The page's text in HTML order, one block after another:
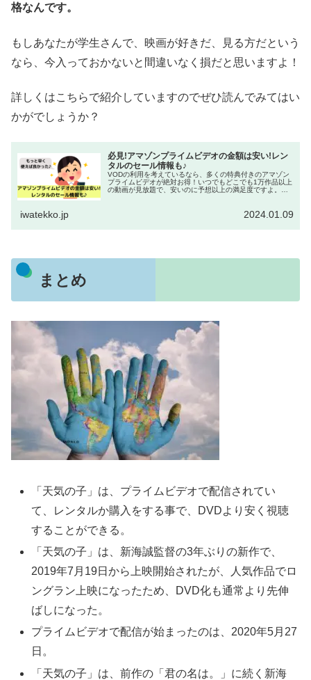
格なんです。
もしあなたが学生さんで、映画が好きだ、見る方だという
なら、今入っておかないと間違いなく損だと思いますよ！
詳しくはこちらで紹介していますのでぜひ読んでみてはい
かがでしょうか？
必見!アマゾンプライムビデオの金額は安い!レン
タルのセール情報も♪
VODの利用を考えているなら、多くの特典付きのアマゾン
プライムビデオが絶対お得！いつでもどこでも1万作品以上
の動画が見放題で、安いのに予想以上の満足度ですよ。ア
iwatekko.jp 2024.01.09
まとめ
「天気の子」は、プライムビデオで配信されてい
て、レンタルか購入をする事で、DVDより安く視聴
することができる。
「天気の子」は、新海誠監督の3年ぶりの新作で、
2019年7月19日から上映開始されたが、人気作品でロ
ングラン上映になったため、DVD化も通常より先伸
ばしになった。
プライムビデオで配信が始まったのは、2020年5月27
日。
「天気の子」は、前作の「君の名は。」に続く新海